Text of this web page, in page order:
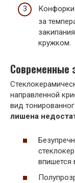
за
кружком.
Современные
направленной
вид
лишена
впишется